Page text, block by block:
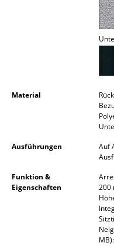
Stehleuchten &
Outdoor-Leuchten
Akkuleuchten
Betten
Doppelbetten
Material
Ausführungen
Auf
Funktion &
Eigenschaften
200
MB):